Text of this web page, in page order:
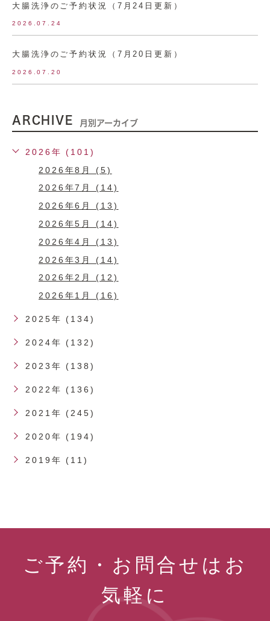
大腸洗浄のご予約状況（7月24日更新）
2026.07.24
大腸洗浄のご予約状況（7月20日更新）
2026.07.20
ARCHIVE 月別アーカイブ
2026年 (101)
2026年8月 (5)
2026年7月 (14)
2026年6月 (13)
2026年5月 (14)
2026年4月 (13)
2026年3月 (14)
2026年2月 (12)
2026年1月 (16)
2025年 (134)
2024年 (132)
2023年 (138)
2022年 (136)
2021年 (245)
2020年 (194)
2019年 (11)
ご予約・お問合せはお
気軽に